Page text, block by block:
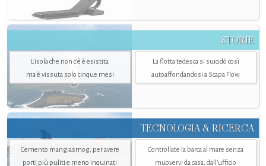
STORIE
L’isola che non c'è è esistita
ma è vissuta solo cinque mesi
La flotta tedesca si suicidò così
autoaffondandosi a Scapa Flow
TECNOLOGIA & RICERCA
Cemento mangiasmog, per avere
porti più puliti e meno inquinati
Controllate la barca al mare senza
muovervi da casa, dall’ufficio